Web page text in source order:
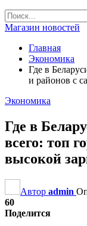
Магазин новостей
Главная
Экономика
Где в
и районов с
Экономика
Где в
всего: топ
высокой
Автор admin
60
Поделится